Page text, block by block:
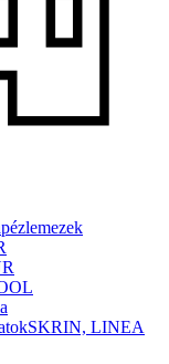
SKRIN, LINEA